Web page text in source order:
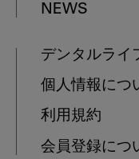
NEWS
デンタルライ
個人情報につ
利用規約
会員登録につ